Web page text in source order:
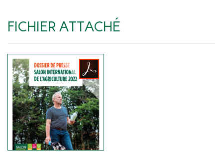
FICHIER ATTACHÉ